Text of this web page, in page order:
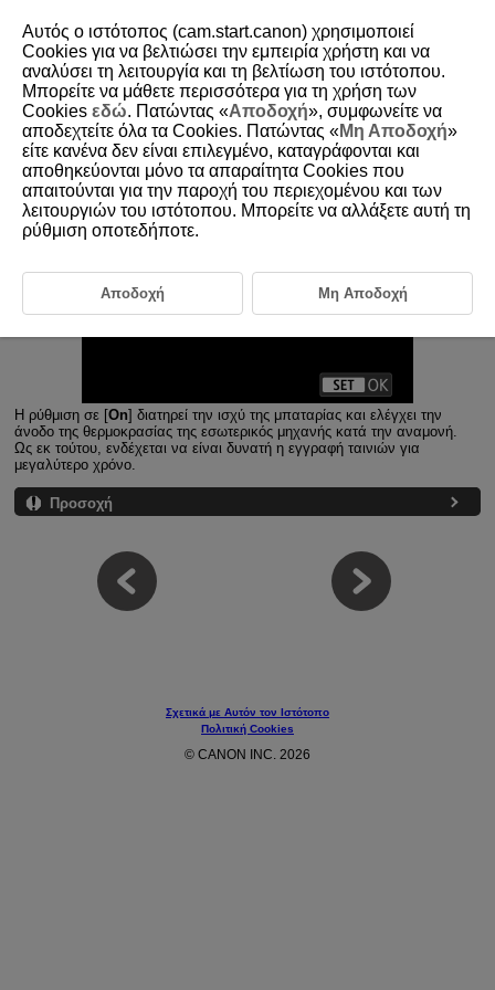
D292-088
Αναμονή: Χαμηλή ανάλυση
Η ρύθμιση σε [On] διατηρεί την ισχύ της μπαταρίας και ελέγχει την
άνοδο της θερμοκρασίας της εσωτερικός μηχανής κατά την αναμονή.
Ως εκ τούτου, ενδέχεται να είναι δυνατή η εγγραφή ταινιών για
μεγαλύτερο χρόνο.
Προσοχή
Σχετικά με Αυτόν τον Ιστότοπο
Πολιτική Cookies
© CANON INC. 2026
Αυτός ο ιστότοπος (cam.start.canon) χρησιμοποιεί
Cookies για να βελτιώσει την εμπειρία χρήστη και να
αναλύσει τη λειτουργία και τη βελτίωση του ιστότοπου.
Μπορείτε να μάθετε περισσότερα για τη χρήση των
Cookies εδώ. Πατώντας «Αποδοχή», συμφωνείτε να
αποδεχτείτε όλα τα Cookies. Πατώντας «Μη Αποδοχή»
είτε κανένα δεν είναι επιλεγμένο, καταγράφονται και
αποθηκεύονται μόνο τα απαραίτητα Cookies που
απαιτούνται για την παροχή του περιεχομένου και των
λειτουργιών του ιστότοπου. Μπορείτε να αλλάξετε αυτή τη
ρύθμιση οποτεδήποτε.
Αποδοχή Μη Αποδοχή